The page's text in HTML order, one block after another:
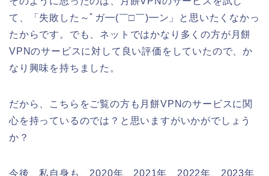
て、「失敗した～ﾟガ━(￣□￣)━ン」と思いたくなかっ
たからです。でも、ネットではかなり多くの方が月餅
VPNのサービスに対して良い評価をしていたので、か
なり興味を持ちました。
だから、こちらをご覧の方も月餅VPNのサービスに関
心を持っているのでは？と思いますがいかがでしょう
か？
今後、私自身も、2020年、2021年、2022年、2023年